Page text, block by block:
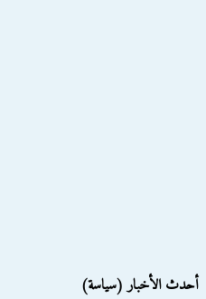
أحدث الأخبار (سياسة)